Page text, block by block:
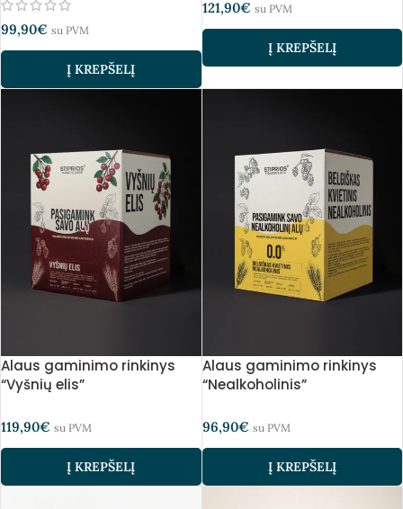
99,90€ su PVM
Į KREPŠELĮ
121,90€ su PVM
Į KREPŠELĮ
Alaus gaminimo rinkinys
“Vyšnių elis”
119,90€ su PVM
Į KREPŠELĮ
Alaus gaminimo rinkinys
“Nealkoholinis”
96,90€ su PVM
Į KREPŠELĮ